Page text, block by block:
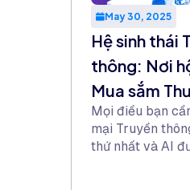
May 30, 2025
Hệ sinh thái
thông: Nơi
Mua sắm
Mọi điều bạn
mại Truyền
thứ nhất và AI